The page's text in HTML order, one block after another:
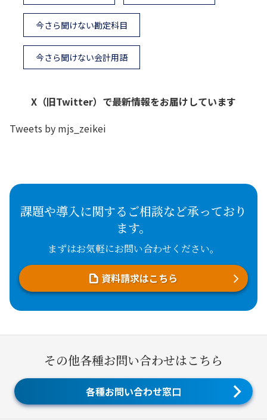
今さら聞けない勘定科目
今さら聞けない会計用語
X（旧Twitter）で最新情報をお届けしています
Tweets by mjs_zeikei
課題や導入に関するご相談など承っており
ます。
まずはお気軽にお問い合わせください。
資料請求はこちら
その他各種お問い合わせはこちら
各種お問い合わせ窓口